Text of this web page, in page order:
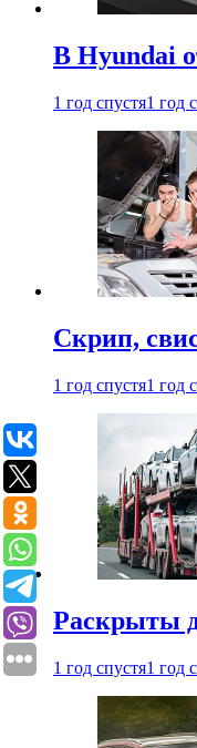
В Hyundai
1 год спустя1 год
Скрип,
1 год спустя1 год
Раскрыты
1 год спустя1 год